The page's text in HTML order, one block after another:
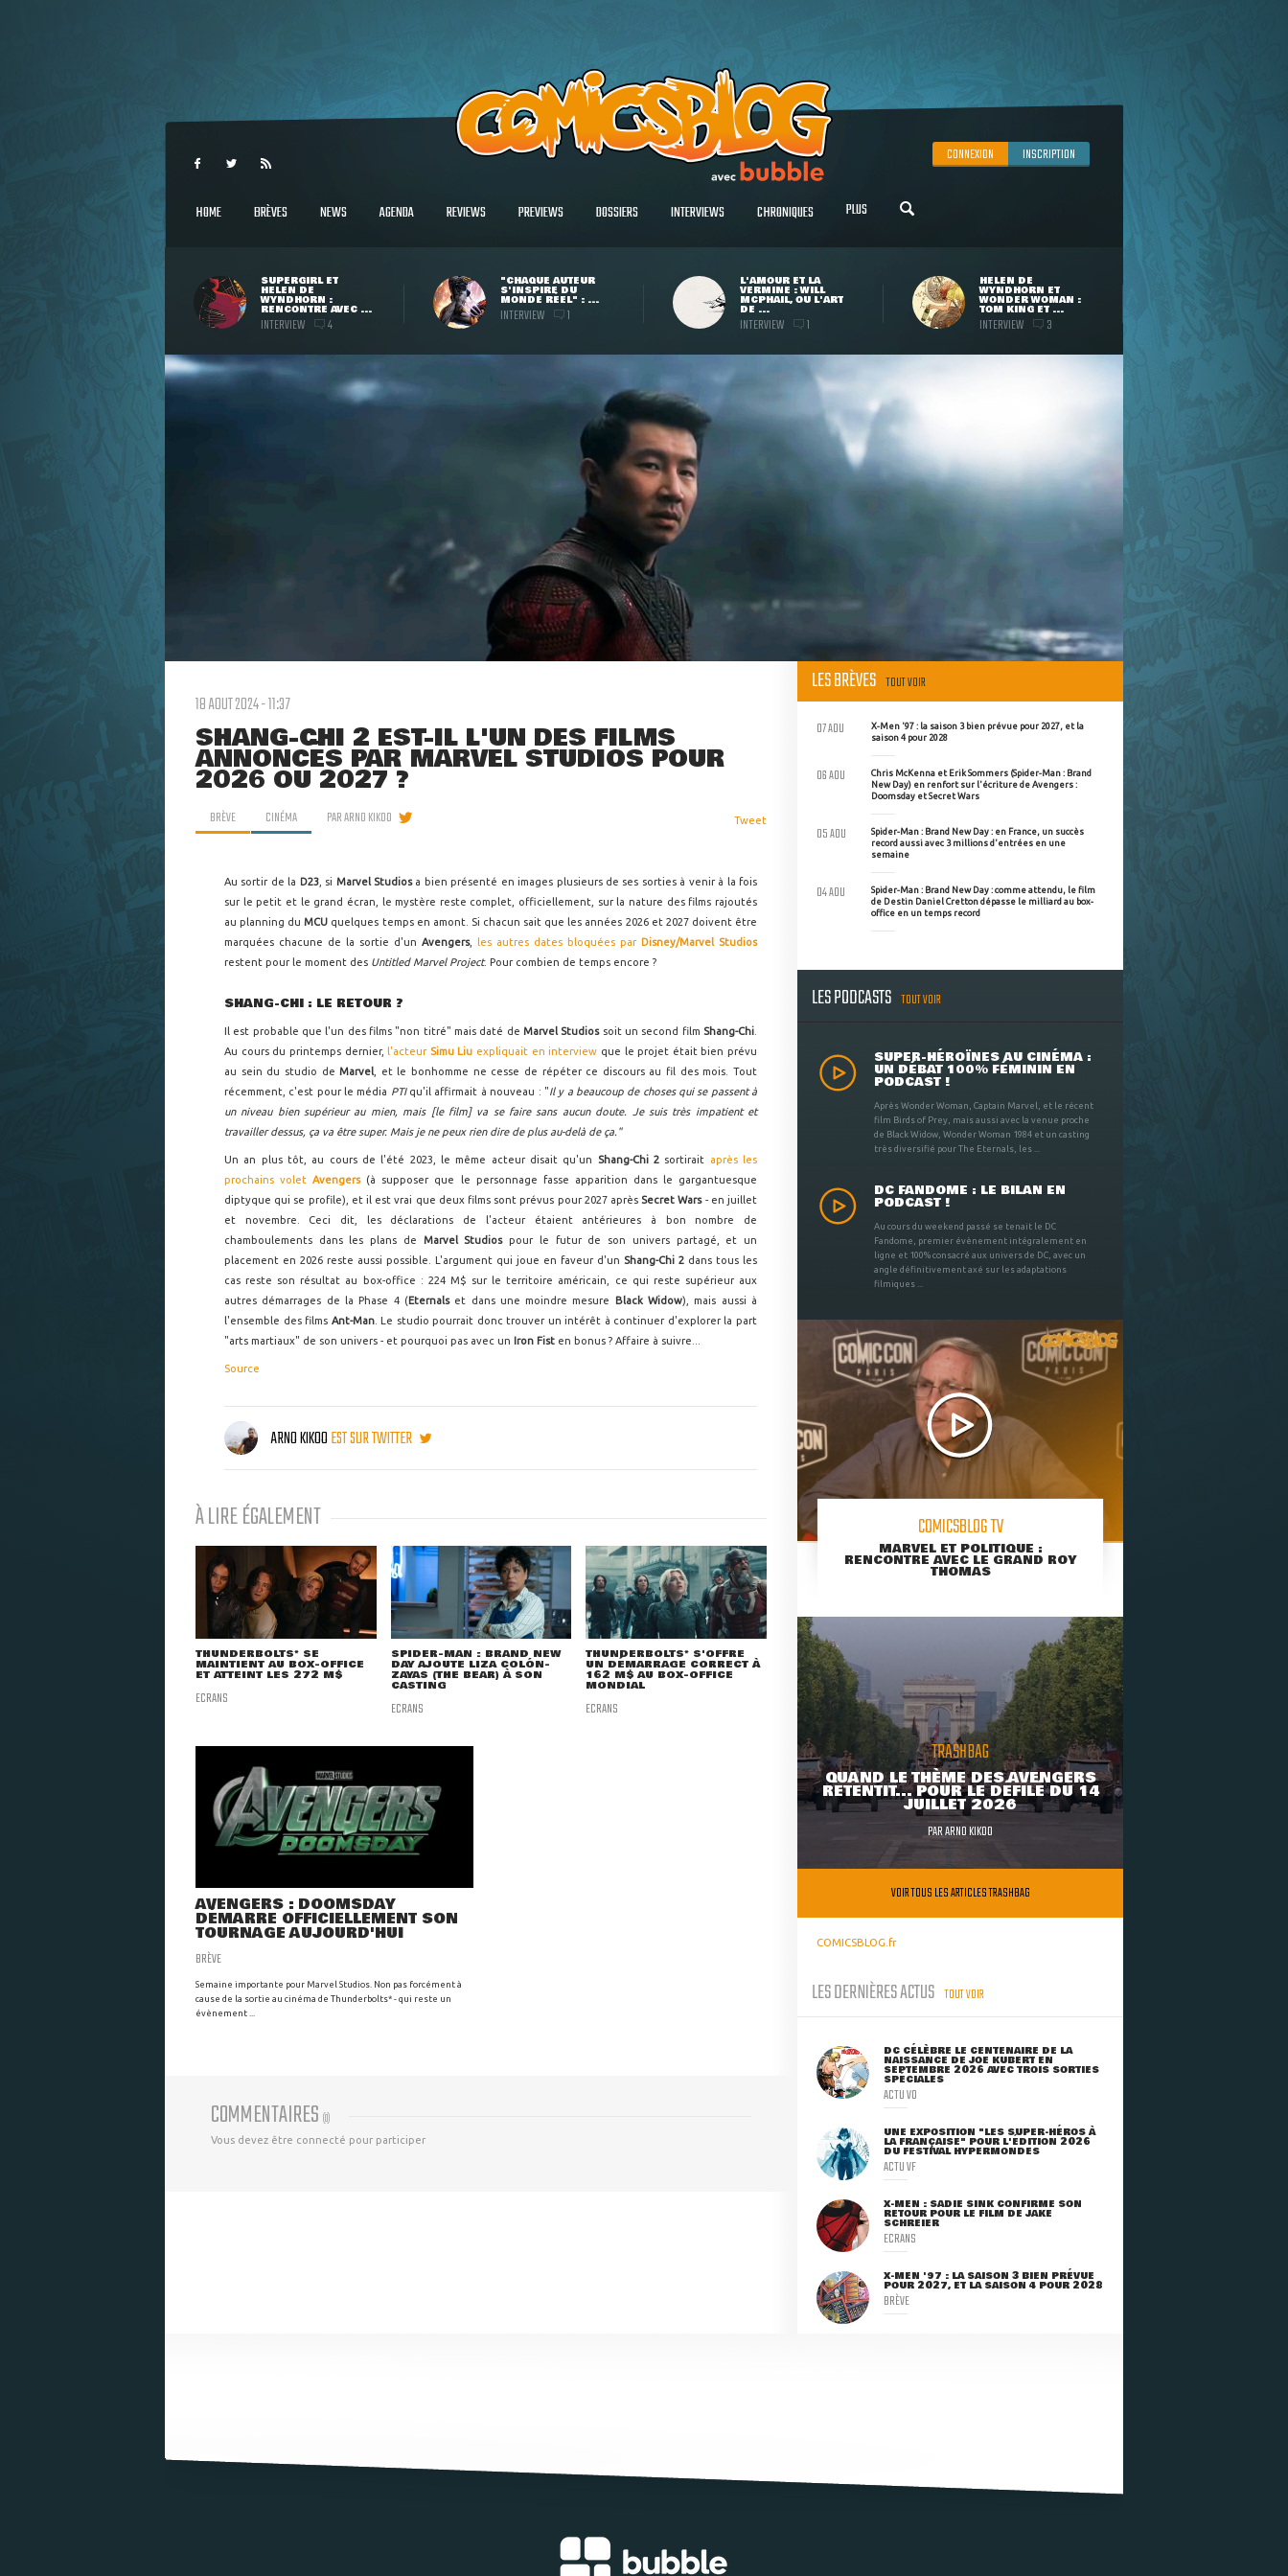
CONNEXION INSCRIPTION
HOME BRÈVES NEWS AGENDA REVIEWS PREVIEWS DOSSIERS INTERVIEWS CHRONIQUES PLUS
SUPERGIRL ET
HELEN DE
WYNDHORN :
RENCONTRE AVEC ...
INTERVIEW 4
"CHAQUE AUTEUR
S'INSPIRE DU
MONDE RÉEL" : ...
INTERVIEW 1
L'AMOUR ET LA
VERMINE : WILL
MCPHAIL, OU L'ART
DE ...
INTERVIEW 1
HELEN DE
WYNDHORN ET
WONDER WOMAN :
TOM KING ET ...
INTERVIEW 3
18 AOUT 2024 - 11:37
SHANG-CHI 2 EST-IL L'UN DES FILMS
ANNONCÉS PAR MARVEL STUDIOS POUR
2026 OU 2027 ?
BRÈVE CINÉMA PARARNO KIKOO Tweet
Au sortir de la D23, si Marvel Studios a bien présenté en images plusieurs de ses sorties à venir à la fois
sur le petit et le grand écran, le mystère reste complet, officiellement, sur la nature des films rajoutés
au planning duMCU quelques temps en amont. Si chacun sait que les années 2026 et 2027 doivent être
marquées chacune de la sortie d'un Avengers, les autres dates bloquées par Disney/Marvel Studios
restent pour le moment des Untitled Marvel Project. Pour combien de temps encore ?
SHANG-CHI : LE RETOUR ?
Il est probable que l'un des films "non titré" mais daté de Marvel Studios soit un second film Shang-Chi
Au cours du printemps dernier,
l'acteur Simu Liu expliquait en interview que le projet était bien prévu
au sein du studio deMarvel , et le bonhomme ne cesse de répéter ce discours au fil des mois. Tout
récemment, c'est pour le média PTI qu'il affirmait à nouveau : "Il y a beaucoup de choses qui se passent à
un niveau bien supérieur au mien, mais [le film] va se faire sans aucun doute. Je suis très impatient et
travailler dessus, ça va être super. Mais je ne peux rien dire de plus au-delà de ça."
Un an plus tôt, au cours de l'été 2023, le même acteur disait qu'un Shang-Chi 2 sortirait après les
prochains voletAvengers (à supposer que le personnage fasse apparition dans le gargantuesque
diptyque qui se profile), et il est vrai que deux films sont prévus pour 2027 après Secret Wars- en juillet
et novembre. Ceci dit, les déclarations de l'acteur étaient antérieures à bon nombre de
chamboulements dans les plans de Marvel Studiospour le futur de son univers partagé, et un
placement en 2026 reste aussi possible. L'argument qui joue en faveur d'un Shang-Chi 2 dans tous les
cas reste son résultat au box-office : 224 M$ sur le territoire américain, ce qui reste supérieur aux
autres démarrages de la Phase 4 (Eternalset dans une moindre mesure Black Widow), mais aussi à
l'ensemble des films Ant-Man. Le studio pourrait donc trouver un intérêt à continuer d'explorer la part
"arts martiaux" de son univers - et pourquoi pas avec un Iron Fist en bonus ? Affaire à suivre...
Source
ARNO KIKOOEST SUR TWITTER
À LIRE ÉGALEMENT
THUNDERBOLTS* SE
MAINTIENT AU BOX-OFFICE
ET ATTEINT LES 272 M$
ECRANS
SPIDER-MAN : BRAND NEW
DAY AJOUTE LIZA COLÓN-
ZAYAS (THE BEAR) À SON
CASTING
ECRANS
THUNDERBOLTS* S'OFFRE
UN DÉMARRAGE CORRECT À
162 M$ AU BOX-OFFICE
MONDIAL
ECRANS
AVENGERS : DOOMSDAY
DÉMARRE OFFICIELLEMENT SON
TOURNAGE AUJOURD'HUI
BRÈVE
Semaine importante pour Marvel Studios. Non pas forcément à
cause de la sortie au cinéma de Thunderbolts* - qui reste un
évènement ...
COMMENTAIRES (0)
Vous devez être connecté pour participer
LES BRÈVES TOUT VOIR
X-Men '97 : la saison 3 bien prévue pour 2027, et la
saison 4 pour 2028
07 AOU
Chris McKenna et Erik Sommers (Spider-Man : Brand
New Day) en renfort sur l'écriture de Avengers :
Doomsday et Secret Wars
06 AOU
Spider-Man : Brand New Day : en France, un succès
record aussi avec 3 millions d'entrées en une
semaine
05 AOU
Spider-Man : Brand New Day : comme attendu, le film
de Destin Daniel Cretton dépasse le milliard au box-
office en un temps record
04 AOU
LES PODCASTS TOUT VOIR
SUPER-HÉROÏNES AU CINÉMA :
UN DÉBAT 100% FÉMININ EN
PODCAST !
Après Wonder Woman, Captain Marvel, et le récent
film Birds of Prey, mais aussi avec la venue proche
de Black Widow, Wonder Woman 1984 et un casting
très diversifié pour The Eternals, les ...
DC FANDOME : LE BILAN EN
PODCAST !
Au cours du weekend passé se tenait le DC
Fandome, premier évènement intégralement en
ligne et 100% consacré aux univers de DC, avec un
angle définitivement axé sur les adaptations
filmiques ...
COMICSBLOG TV
MARVEL ET POLITIQUE :
RENCONTRE AVEC LE GRAND ROY
THOMAS
TRASHBAG
QUAND LE THÈME DES AVENGERS
RETENTIT... POUR LE DÉFILÉ DU 14
JUILLET 2026
PARARNO KIKOO
VOIR TOUS LES ARTICLES TRASHBAG
COMICSBLOG.fr
LES DERNIÈRES ACTUS TOUT VOIR
DC CÉLÈBRE LE CENTENAIRE DE LA
NAISSANCE DE JOE KUBERT EN
SEPTEMBRE 2026 AVEC TROIS SORTIES
SPÉCIALES
ACTU VO
UNE EXPOSITION "LES SUPER-HÉROS À
LA FRANÇAISE" POUR L'ÉDITION 2026
DU FESTIVAL HYPERMONDES
ACTU VF
X-MEN : SADIE SINK CONFIRME SON
RETOUR POUR LE FILM DE JAKE
SCHREIER
ECRANS
X-MEN '97 : LA SAISON 3 BIEN PRÉVUE
POUR 2027, ET LA SAISON 4 POUR 2028
BRÈVE